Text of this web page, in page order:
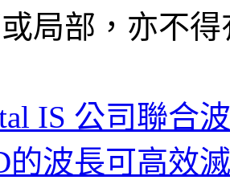
局部，亦不
IS 公司聯合
的波長可高效